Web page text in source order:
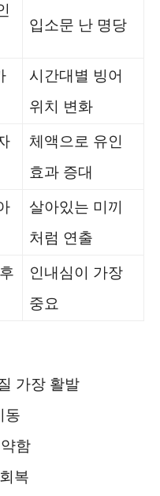
입소문 난 명당
시간대별 빙어
위치 변화
체액으로 유인
효과 증대
살아있는 미끼
처럼 연출
인내심이 가장
중요
가장 활발
동
함
복